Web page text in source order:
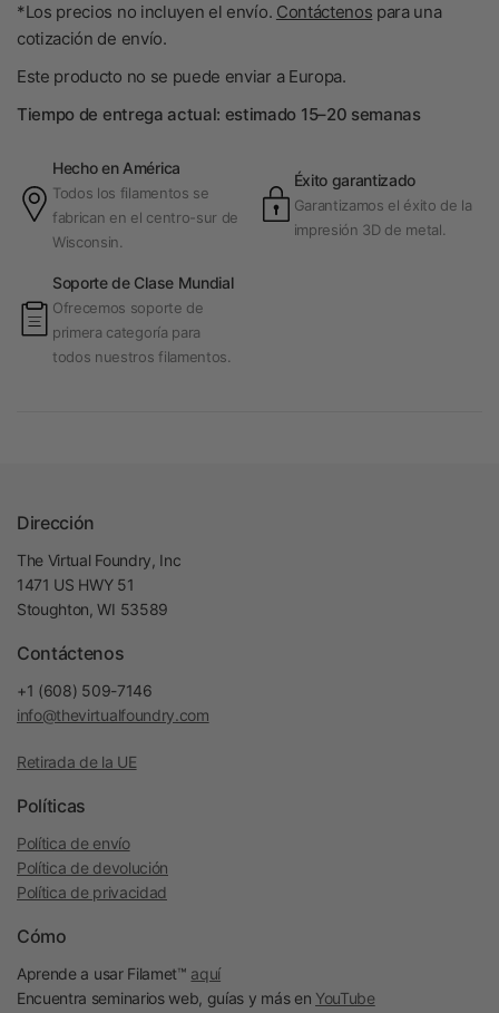
*Los precios no incluyen el envío. Contáctenos para una
cotización de envío.
Este producto no se puede enviar a Europa.
Tiempo de entrega actual: estimado 15–20 semanas
Hecho en América
Todos los filamentos se
fabrican en el centro-sur de
Wisconsin.
Éxito garantizado
Garantizamos el éxito de la
impresión 3D de metal.
Soporte de Clase Mundial
Ofrecemos soporte de
primera categoría para
todos nuestros filamentos.
Dirección
The Virtual Foundry, Inc
1471 US HWY 51
Stoughton, WI 53589
Contáctenos
+1 (608) 509-7146
info@thevirtualfoundry.com
Retirada de la UE
Políticas
Política de envío
Política de devolución
Política de privacidad
Cómo
Aprende a usar Filamet™ aquí
Encuentra seminarios web, guías y más en YouTube